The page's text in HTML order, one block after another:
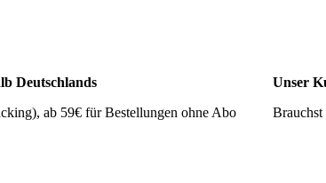
Deutschlands
ab 59€ für Bestellungen ohne Abo
Unser